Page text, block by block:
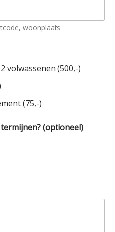
woonplaats
volwassenen (500,-)
(75,-)
(optioneel)